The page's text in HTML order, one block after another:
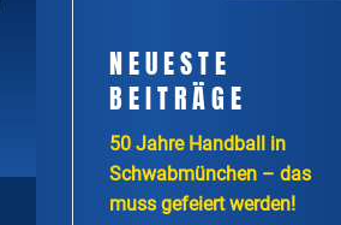
NEUESTE
BEITRÄGE
50 Jahre Handball in
Schwabmünchen – das
muss gefeiert werden!